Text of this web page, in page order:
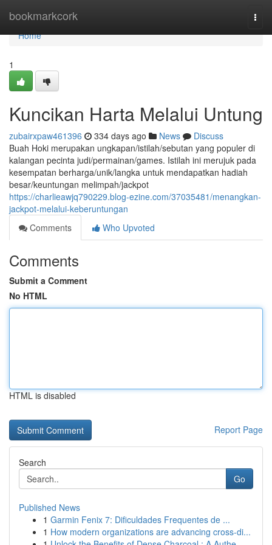
bookmarkcork
Home
Home
1
Kuncikan Harta Melalui Untung
zubairxpaw461396 334 days ago News
Discuss
Buah Hoki merupakan ungkapan/istilah/sebutan yang populer di
kalangan pecinta judi/permainan/games. Istilah ini merujuk pada
kesempatan berharga/unik/langka untuk mendapatkan hadiah
besar/keuntungan melimpah/jackpot
https://charlieawjq790229.blog-ezine.com/37035481/menangkan-
jackpot-melalui-keberuntungan
Comments
Who Upvoted
Comments
Submit a Comment
No HTML
HTML is disabled
Report Page
Search
Go
Published News
1 Garmin Fenix 7: Dificuldades Frequentes de ...
1 How modern organizations are advancing cross-di...